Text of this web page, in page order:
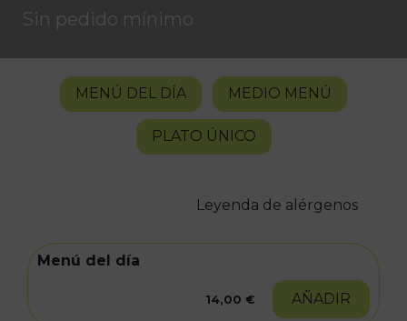
Sin pedido mínimo
MENÚ DEL DÍA MEDIO MENÚ
PLATO ÚNICO
Leyenda de alérgenos
Menú del día
14,00 € AÑADIR